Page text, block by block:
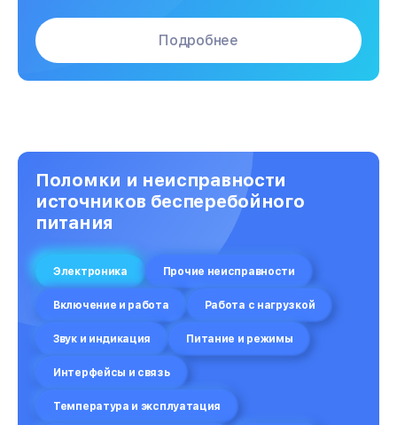
Подробнее
Поломки и неисправности
источников бесперебойного
питания
Электроника Прочие неисправности
Включение и работа Работа с нагрузкой
Звук и индикация Питание и режимы
Интерфейсы и связь
Температура и эксплуатация